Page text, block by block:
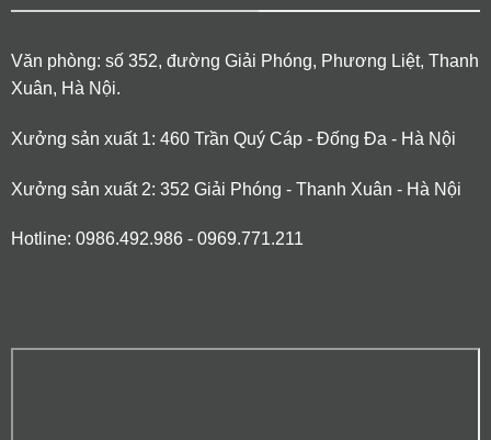
Văn phòng: số 352, đường Giải Phóng, Phương Liệt, Thanh
Xuân, Hà Nội.
Xưởng sản xuất 1: 460 Trần Quý Cáp - Đống Đa - Hà Nội
Xưởng sản xuất 2: 352 Giải Phóng - Thanh Xuân - Hà Nội
Hotline: 0986.492.986 - 0969.771.211